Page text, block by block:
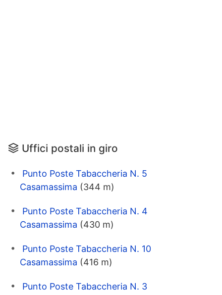
Uffici postali in giro
Punto Poste Tabaccheria N. 5
Casamassima (344 m)
Punto Poste Tabaccheria N. 4
Casamassima (430 m)
Punto Poste Tabaccheria N. 10
Casamassima (416 m)
Punto Poste Tabaccheria N. 3